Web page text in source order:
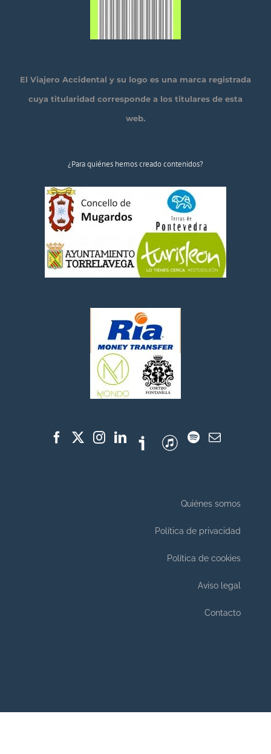
El Viajero Accidental y su logo es una marca registrada
cuya titularidad corresponde a los titulares de esta
web.
¿Para quiénes hemos creado contenidos?
Quiénes somos
Política de privacidad
Política de cookies
Aviso legal
Contacto